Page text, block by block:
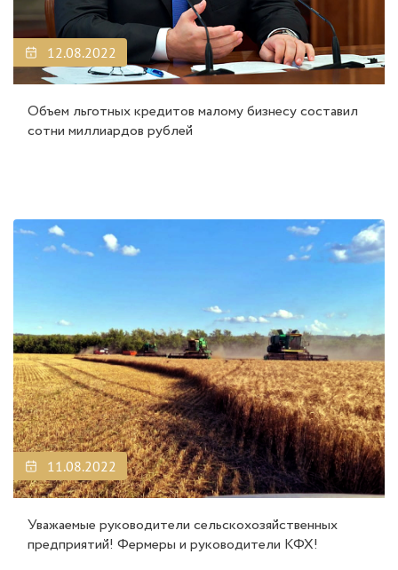
12.08.2022
Объем льготных кредитов малому бизнесу составил
сотни миллиардов рублей
11.08.2022
Уважаемые руководители сельскохозяйственных
предприятий! Фермеры и руководители КФХ!